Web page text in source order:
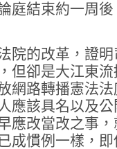
庭結束約一周
院的改革，證
但卻是大江東
網路轉播憲法
應該具名以及
應改當改之事
成慣例一樣，